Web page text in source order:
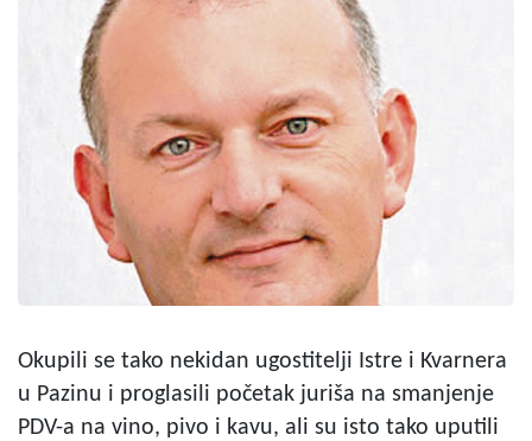
Okupili se tako nekidan ugostitelji Istre i Kvarnera
u Pazinu i proglasili početak juriša na smanjenje
PDV-a na vino, pivo i kavu, ali su isto tako uputili